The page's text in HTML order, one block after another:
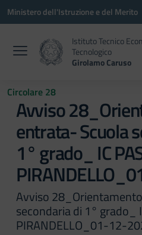
Vai ai contenuti
Vai al menu di navigazione
Vai al footer
Ministero dell'Istruzione e del Merito
Istituto Tecnico
Tecnologico
Girolamo Caruso
Circolare 28
Avviso
entrata- Scuola
1° grado_ IC
Avviso
secondaria di 1° grado_
PIRANDELLO_01-12-